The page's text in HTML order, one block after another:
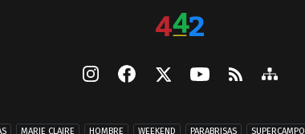
MARIE CLAIRE HOMBRE WEEKEND PARABRISAS SUPERCAMPO